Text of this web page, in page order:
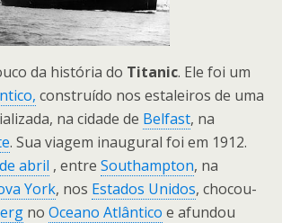
da história do Titanic. Ele foi um
construído nos estaleiros de uma
na cidade de Belfast, na
. Sua viagem inaugural foi em 1912.
abril , entre Southampton, na
York, nos Estados Unidos, chocou-
no Oceano Atlântico e afundou